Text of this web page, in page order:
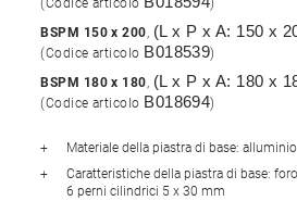
BSPM 150 x 200, (L x P x A: 150 x
(Codice articolo B018539)
BSPM 180 x 180, (L x P x A: 180 x
(Codice articolo B018694)
Materiale della piastra di base: alluminio
Caratteristiche della piastra di base:
6 perni cilindrici 5 x 30 mm